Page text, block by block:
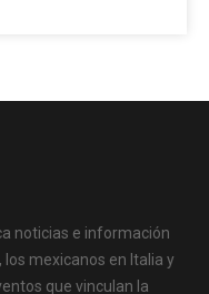
noticias e información
mexicanos en Italia y
que vinculan la